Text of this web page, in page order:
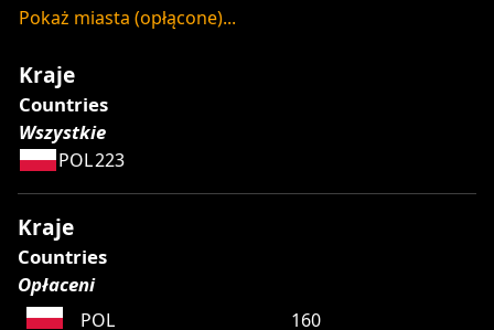
Pokaż miasta (opłącone)...
Kraje
Countries
Wszystkie
POL223
Kraje
Countries
Opłaceni
POL 160